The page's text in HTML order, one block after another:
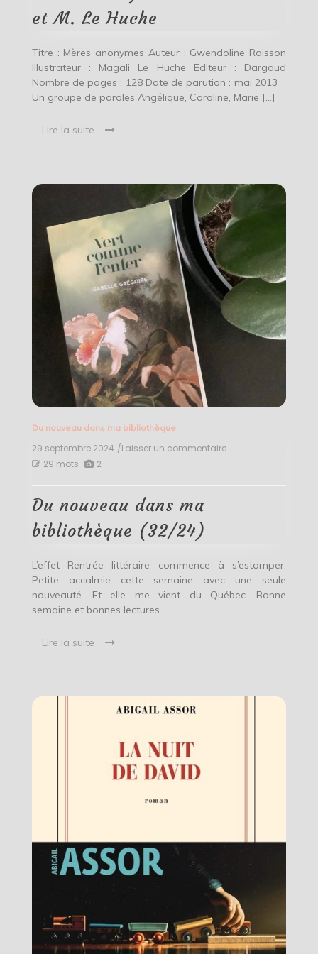
et M. Le Huche
Titre : Mères anonymes Auteur : Gwendoline Raisson
Illustrateur : Magali Le Huche Editeur : Dargaud
Nombre de pages : 128 Date de parution : mai 2013
Un groupe de paroles Angélique, Caroline, Marie […]
Lire la suite
Du nouveau dans ma bibliothèque
29 septembre 2024 /Laisser un commentaireon
29 mots 2
Du nouveau dans ma
bibliothèque (32/24)
L’effet Rentrée littéraire commence à s’estomper.
Petite accalmie cette semaine avec une seule
nouveauté. Et elle me vient du Québec. Bonne
semaine et bonnes lectures.
Lire la suite